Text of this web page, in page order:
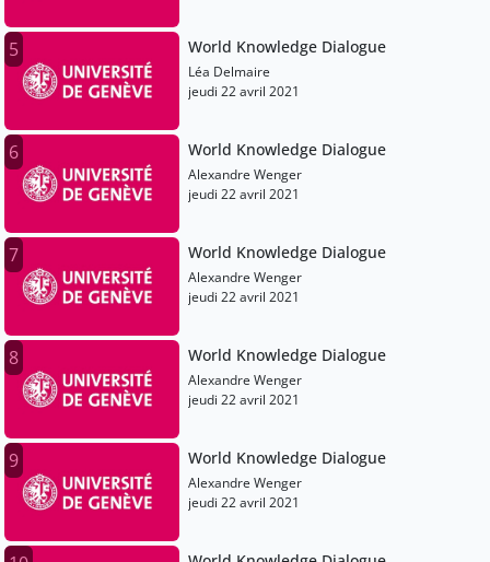
5 World Knowledge Dialogue
Léa Delmaire
jeudi 22 avril 2021
6 World Knowledge Dialogue
Alexandre Wenger
jeudi 22 avril 2021
7 World Knowledge Dialogue
Alexandre Wenger
jeudi 22 avril 2021
8 World Knowledge Dialogue
Alexandre Wenger
jeudi 22 avril 2021
9 World Knowledge Dialogue
Alexandre Wenger
jeudi 22 avril 2021